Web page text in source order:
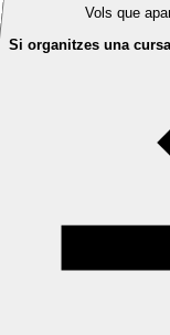
Vols que
Si organitzes una